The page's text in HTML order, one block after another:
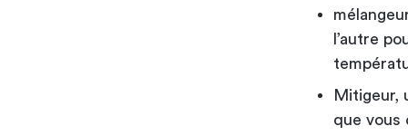
l’autre
Mitigeur,
que vous